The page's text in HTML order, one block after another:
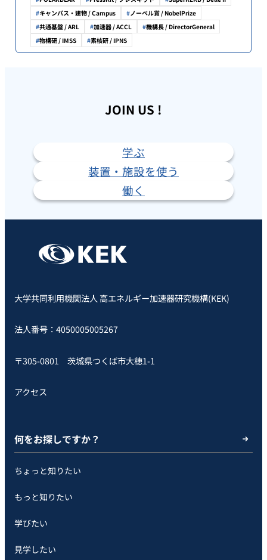
キャンパス・建物 / Campus
ノーベル賞 / NobelPrize
共通基盤 / ARL
加速器 / ACCL
機構長 / DirectorGeneral
物構研 / IMSS
素核研 / IPNS
JOIN US !
学ぶ
装置・施設を使う
働く
大学共同利用機関法人 高エネルギー加速器研究機構(KEK)
法人番号：4050005005267
〒305-0801 茨城県つくば市大穂1-1
アクセス
何をお探しですか？
ちょっと知りたい
もっと知りたい
学びたい
見学したい